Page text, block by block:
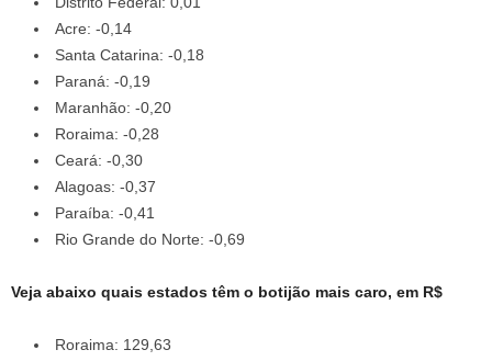
Acre: -0,14
Santa Catarina: -0,18
Paraná: -0,19
Maranhão: -0,20
Roraima: -0,28
Ceará: -0,30
Alagoas: -0,37
Paraíba: -0,41
Rio Grande do Norte: -0,69
Veja abaixo quais estados têm o botijão mais caro, em R$
Roraima: 129,63